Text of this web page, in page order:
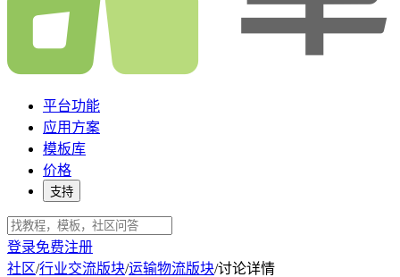
平台功能
应用方案
模板库
价格
支持
登录免费注册
社区/行业交流版块/运输物流版块/讨论详情